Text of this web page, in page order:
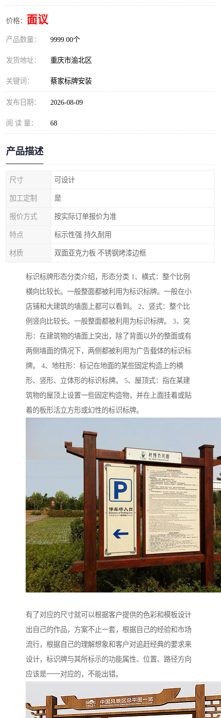
价格： 面议
产品数量： 9999.00个
发货地址： 重庆市渝北区
关键词： 蔡家标牌安装
发布日期： 2026-08-09
阅 读 量： 68
产品描述
尺寸 可设计
加工定制 是
报价方式 按实际订单报价为准
特点 标示性强 持久耐用
材质 双面亚克力板 不锈钢烤漆边框
标识标牌形态分类介绍，形态分类 1、横式：整个比例
横向比较长。一般整面都被利用为标识标牌。一般在小
店铺和大建筑的墙面上都可以看到。 2、竖式：整个比
例竖向比较长。一般整面都被利用为标识标牌。 3、突
形：在建筑物的墙面上突出，除了背面以外的整面或有
两侧墙面的情况下，两侧都被利用为广告载体的标识标
牌。 4、地柱形：标记在地面的某些固定构造上的横
形、竖形、立体形的标识标牌。 5、屋顶式：指在某建
筑物的屋顶上设置一些固定构造物，并在上面挂着或贴
着的板形活立方形或幻性的标识标牌。
有了对应的尺寸就可以根据客户提供的色彩和模板设计
出自己的作品，方案不止一套，根据自己的经验和市场
流行，根据自己的理解想象和客户对追赶经典的要求来
设计，标识牌与其所标示的功能属性、位置、路径方向
应该是一一对应的，不能出错。